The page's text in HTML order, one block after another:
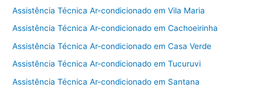
Assistência Técnica Ar-condicionado em Vila Maria
Assistência Técnica Ar-condicionado em Cachoeirinha
Assistência Técnica Ar-condicionado em Casa Verde
Assistência Técnica Ar-condicionado em Tucuruvi
Assistência Técnica Ar-condicionado em Santana